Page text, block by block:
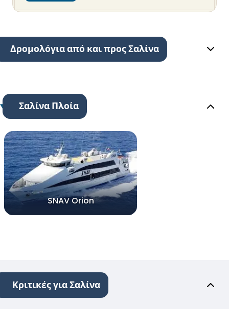
Δρομολόγια από και προς Σαλίνα
Σαλίνα Πλοία
SNAV Orion
Κριτικές για Σαλίνα